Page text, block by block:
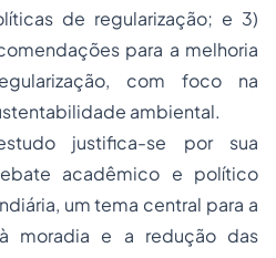
de regularização; e 3)
para a melhoria
com foco na
ambiental.
justifica-se por sua
acadêmico e político
um tema central para a
moradia e a redução das